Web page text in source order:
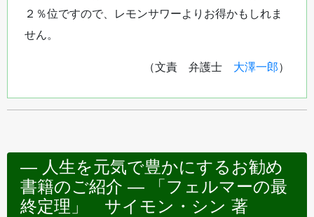
２％位ですので、レモンサワーよりお得かもしれま
せん。
（文責 弁護士 大澤一郎）
― 人生を元気で豊かにするお勧め
書籍のご紹介 ― 「フェルマーの最
終定理」 サイモン・シン 著